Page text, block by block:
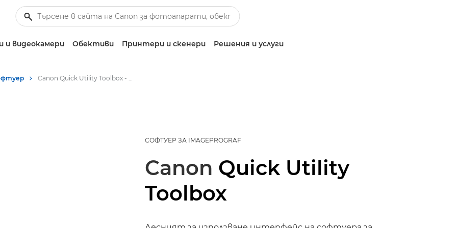
видеокамери Обективи Принтери и скенери Решения и услуги
Canon Quick Utility Toolbox - Софтуер в комплекта на imagePROGRAF
СОФТУЕР ЗА IMAGEPROGRAF
Canon Quick Utility
Toolbox